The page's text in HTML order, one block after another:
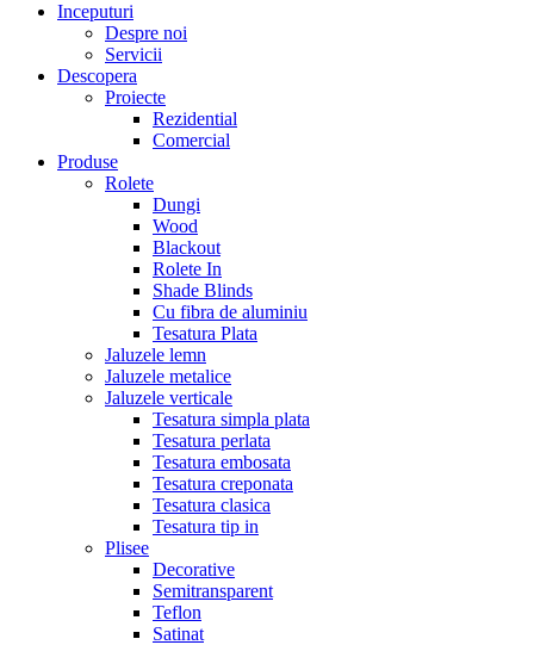
Inceputuri
Despre noi
Servicii
Descopera
Proiecte
Rezidential
Comercial
Produse
Rolete
Dungi
Wood
Blackout
Rolete In
Shade Blinds
Cu fibra de aluminiu
Tesatura Plata
Jaluzele lemn
Jaluzele metalice
Jaluzele verticale
Tesatura simpla plata
Tesatura perlata
Tesatura embosata
Tesatura creponata
Tesatura clasica
Tesatura tip in
Plisee
Decorative
Semitransparent
Teflon
Satinat